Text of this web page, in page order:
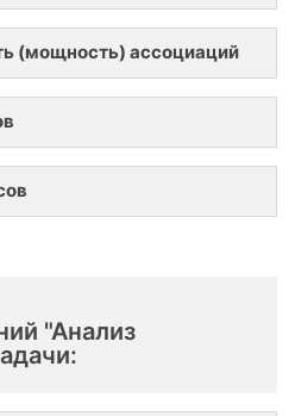
(мощность) ассоциаций
"Анализ